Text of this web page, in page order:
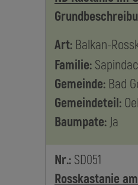
Art: Balkan-
Familie:
Gemeinde: Bad
Gemeindeteil:
Baumpate: Ja
Nr.: SD051
Rosskastanie